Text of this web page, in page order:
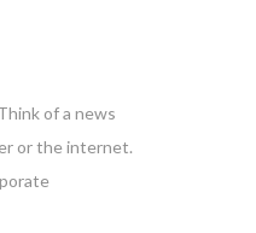
of a news
or the internet.